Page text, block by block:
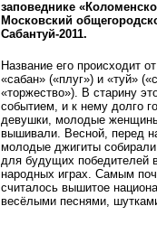
заповеднике
Московский
Сабантуй-2011.
Название его происходит
«сабан» («плуг») и «туй»
«торжество»). В старину
событием, и к нему долго
девушки, молодые
вышивали. Весной, перед
молодые джигиты
для будущих победителей
народных играх. Самым
считалось вышитое
весёлыми песнями,